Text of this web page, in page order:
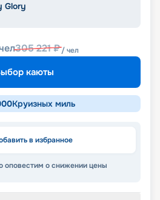
Glory
305 221₽/ чел
каюты
Круизных миль
в избранное
оповестим о снижении цены